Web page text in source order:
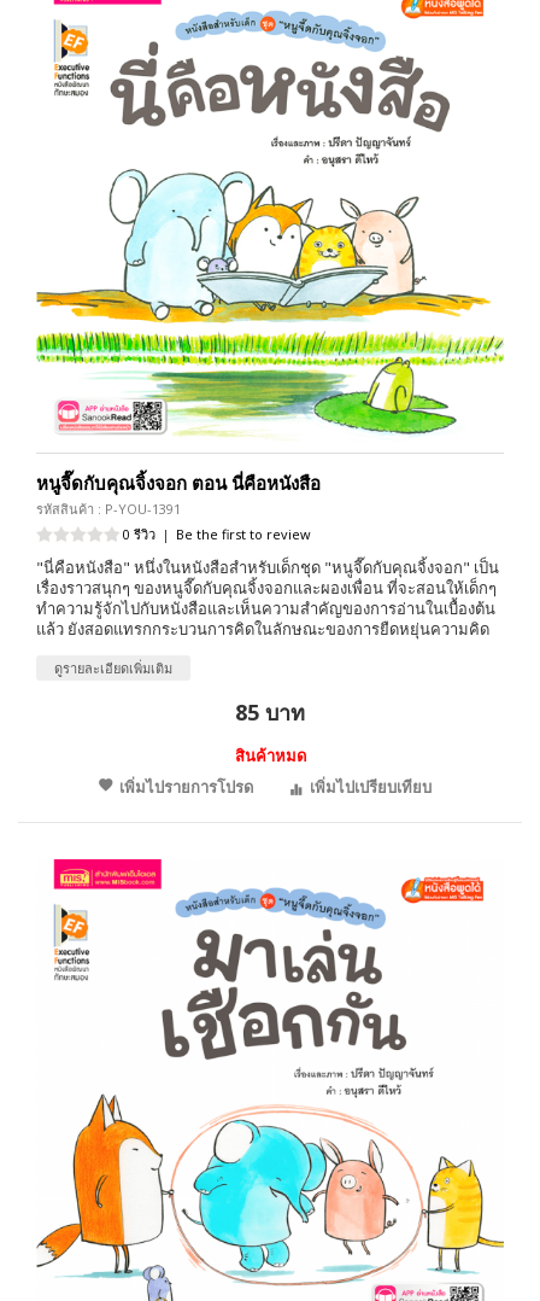
หนูจี๊ดกับคุณจิ้งจอก ตอน นี่คือหนังสือ
รหัสสินค้า : P-YOU-1391
0 รีวิว | Be the first to review
"นี่คือหนังสือ" หนึ่งในหนังสือสำหรับเด็กชุด "หนูจี๊ดกับคุณจิ้งจอก" เป็น
เรื่องราวสนุกๆ ของหนูจี๊ดกับคุณจิ้งจอกและผองเพื่อน ที่จะสอนให้เด็กๆ
ทำความรู้จักไปกับหนังสือและเห็นความสำคัญของการอ่านในเบื้องต้น
แล้ว ยังสอดแทรกกระบวนการคิดในลักษณะของการยืดหยุ่นความคิด
ดูรายละเอียดเพิ่มเติม
85 บาท
สินค้าหมด
เพิ่มไปรายการโปรด
เพิ่มไปเปรียบเทียบ